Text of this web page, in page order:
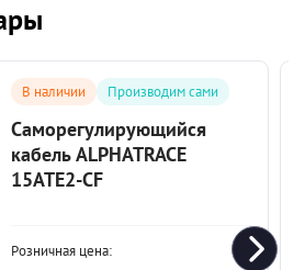
В наличии Производим сами
Саморегулирующийся
кабель ALPHATRACE
15ATE2-CF
Розничная цена: